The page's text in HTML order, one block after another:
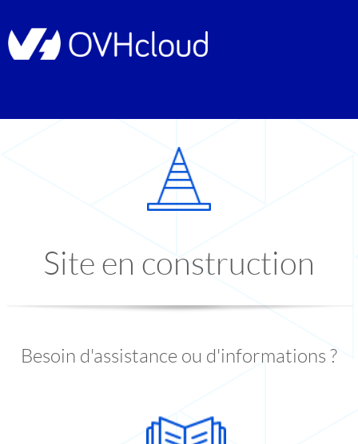
Site en construction
Besoin d'assistance ou d'informations ?